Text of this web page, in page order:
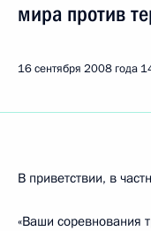
мира против
16 сентября 2008 года
В приветствии, в
«Ваши соревнования